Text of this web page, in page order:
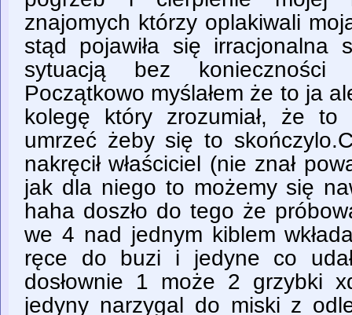
znajomych którzy oplakiwali
stąd pojawiła się irracjonalna
sytuacją bez konieczności
Początkowo myślałem że to ja
kolegę który zrozumiał, że
umrzeć żeby się to
nakręcił właściciel (nie znał
jak dla niego to możemy się
haha doszło do tego że
we 4 nad jednym kiblem
ręce do buzi i jedyne co
dosłownie 1 może 2 grzybki
jedyny narzygal do miski z